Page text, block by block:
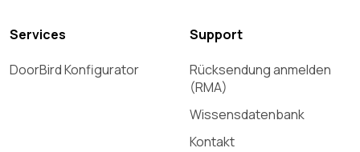
Services
DoorBird Konfigurator
Support
Rücksendung anmelden
(RMA)
Wissensdatenbank
Kontakt